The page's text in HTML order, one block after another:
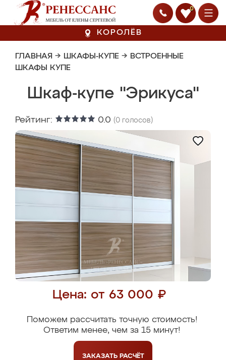
0
КОРОЛЁВ
ГЛАВНАЯ → ШКАФЫ-КУПЕ → ВСТРОЕННЫЕ
ШКАФЫ КУПЕ
Шкаф-купе "Эрикуса"
Рейтинг: 0.0 (0 голосов)
Цена: от 63 000 ₽
Поможем рассчитать точную стоимость!
Ответим менее, чем за 15 минут!
ЗАКАЗАТЬ РАСЧЁТ